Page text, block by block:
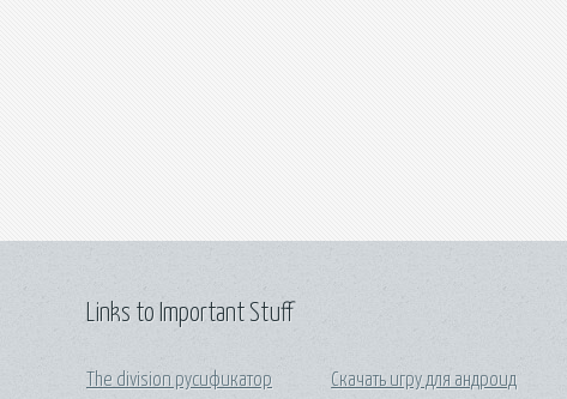
Links to Important Stuff
The division русификатор Скачать игру для андроид